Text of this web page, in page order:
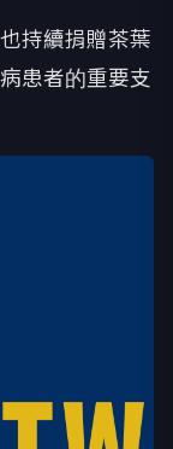
持續捐贈茶葉
患者的重要支